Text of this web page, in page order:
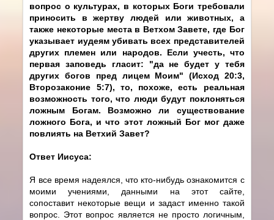
вопрос о культурах, в которых Боги требовали
приносить в жертву людей или животных, а
также некоторые места в Ветхом Завете, где Бог
указывает иудеям убивать всех представителей
других племен или народов. Если учесть, что
первая заповедь гласит: "да не будет у тебя
других богов пред лицем Моим" (Исход 20:3,
Второзаконие 5:7), то, похоже, есть реальная
возможность того, что люди будут поклоняться
ложным Богам. Возможно ли существование
ложного Бога, и что этот ложный Бог мог даже
повлиять на Ветхий Завет?
Ответ Иисуса:
Я все время надеялся, что кто-нибудь ознакомится с
моими учениями, данными на этот сайте,
сопоставит некоторые вещи и задаст именно такой
вопрос. Этот вопрос является не просто логичным,